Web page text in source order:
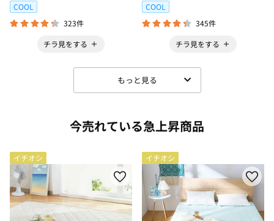
COOL
323件
チラ見をする
COOL
345件
チラ見をする
もっと見る
今売れている急上昇商品
イチオシ イチオシ